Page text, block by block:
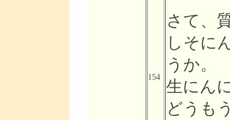
154
さて、
しそに
うか。
生にん
どうも